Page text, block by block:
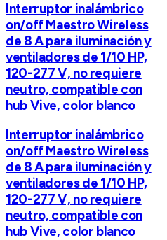
Interruptor inalámbrico
on/off Maestro Wireless
de 8 A para iluminación y
ventiladores de 1/10 HP,
120-277 V, no requiere
neutro, compatible con
hub Vive, color blanco
Interruptor inalámbrico
on/off Maestro Wireless
de 8 A para iluminación y
ventiladores de 1/10 HP,
120-277 V, no requiere
neutro, compatible con
hub Vive, color blanco